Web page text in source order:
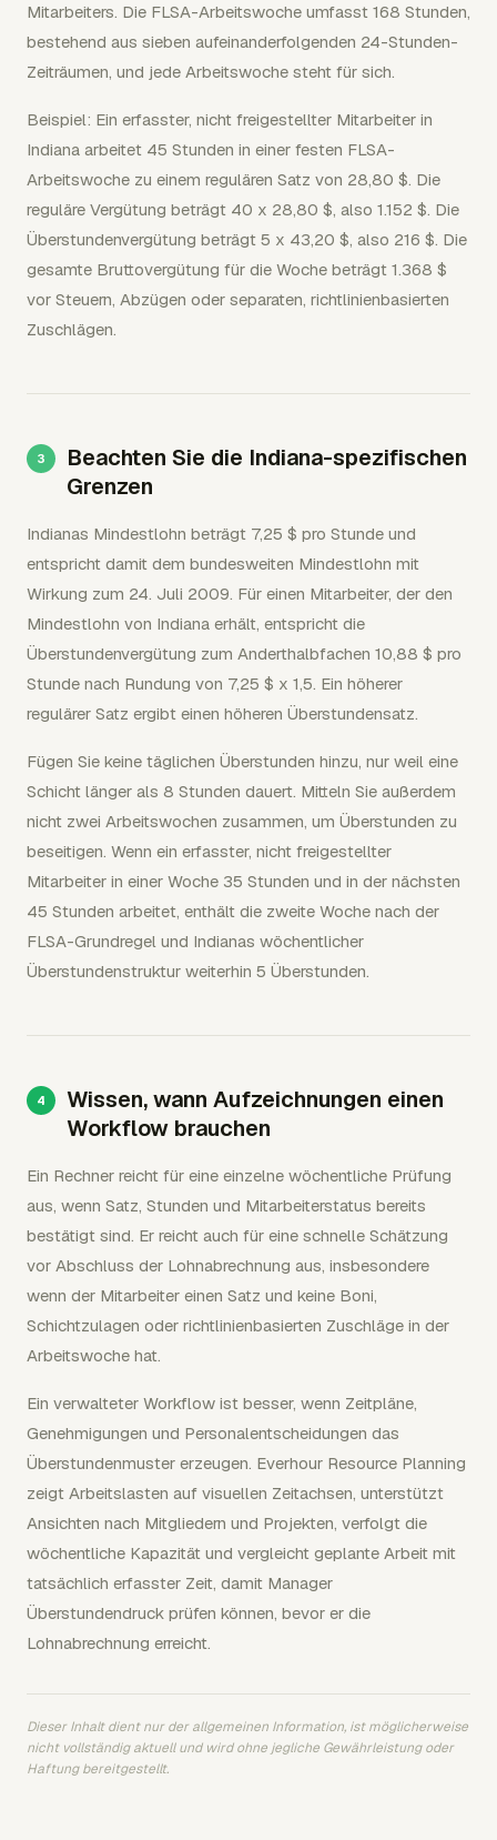
Mitarbeiters. Die FLSA-Arbeitswoche umfasst 168 Stunden,
bestehend aus sieben aufeinanderfolgenden 24-Stunden-
Zeiträumen, und jede Arbeitswoche steht für sich.
Beispiel: Ein erfasster, nicht freigestellter Mitarbeiter in
Indiana arbeitet 45 Stunden in einer festen FLSA-
Arbeitswoche zu einem regulären Satz von 28,80 $. Die
reguläre Vergütung beträgt 40 x 28,80 $, also 1.152 $. Die
Überstundenvergütung beträgt 5 x 43,20 $, also 216 $. Die
gesamte Bruttovergütung für die Woche beträgt 1.368 $
vor Steuern, Abzügen oder separaten, richtlinienbasierten
Zuschlägen.
Beachten Sie die Indiana-spezifischen
Grenzen
Indianas Mindestlohn beträgt 7,25 $ pro Stunde und
entspricht damit dem bundesweiten Mindestlohn mit
Wirkung zum 24. Juli 2009. Für einen Mitarbeiter, der den
Mindestlohn von Indiana erhält, entspricht die
Überstundenvergütung zum Anderthalbfachen 10,88 $ pro
Stunde nach Rundung von 7,25 $ x 1,5. Ein höherer
regulärer Satz ergibt einen höheren Überstundensatz.
Fügen Sie keine täglichen Überstunden hinzu, nur weil eine
Schicht länger als 8 Stunden dauert. Mitteln Sie außerdem
nicht zwei Arbeitswochen zusammen, um Überstunden zu
beseitigen. Wenn ein erfasster, nicht freigestellter
Mitarbeiter in einer Woche 35 Stunden und in der nächsten
45 Stunden arbeitet, enthält die zweite Woche nach der
FLSA-Grundregel und Indianas wöchentlicher
Überstundenstruktur weiterhin 5 Überstunden.
Wissen, wann Aufzeichnungen einen
Workflow brauchen
Ein Rechner reicht für eine einzelne wöchentliche Prüfung
aus, wenn Satz, Stunden und Mitarbeiterstatus bereits
bestätigt sind. Er reicht auch für eine schnelle Schätzung
vor Abschluss der Lohnabrechnung aus, insbesondere
wenn der Mitarbeiter einen Satz und keine Boni,
Schichtzulagen oder richtlinienbasierten Zuschläge in der
Arbeitswoche hat.
Ein verwalteter Workflow ist besser, wenn Zeitpläne,
Genehmigungen und Personalentscheidungen das
Überstundenmuster erzeugen. Everhour Resource Planning
zeigt Arbeitslasten auf visuellen Zeitachsen, unterstützt
Ansichten nach Mitgliedern und Projekten, verfolgt die
wöchentliche Kapazität und vergleicht geplante Arbeit mit
tatsächlich erfasster Zeit, damit Manager
Überstundendruck prüfen können, bevor er die
Lohnabrechnung erreicht.
Dieser Inhalt dient nur der allgemeinen Information, ist möglicherweise
nicht vollständig aktuell und wird ohne jegliche Gewährleistung oder
Haftung bereitgestellt.